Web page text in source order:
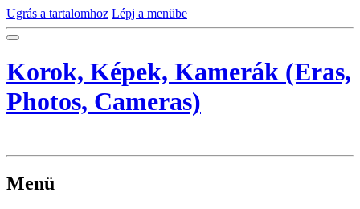
Ugrás a tartalomhoz Lépj a menübe
Korok, Képek, Kamerák (Eras,
Photos, Cameras)
Menü